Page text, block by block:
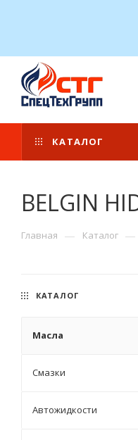
КАТАЛОГ
BELGIN
Главная — Каталог —
КАТАЛОГ
Масла
Смазки
Автожидкости